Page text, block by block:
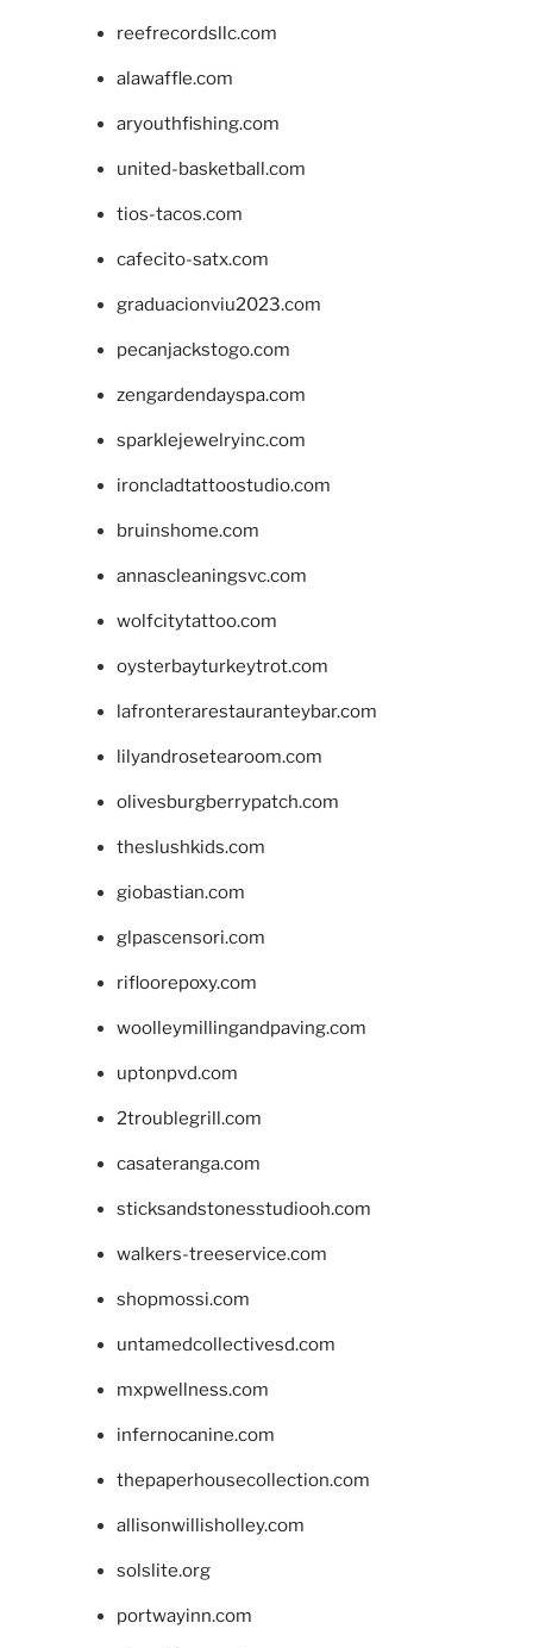
reefrecordsllc.com
alawaffle.com
aryouthfishing.com
united-basketball.com
tios-tacos.com
cafecito-satx.com
graduacionviu2023.com
pecanjackstogo.com
zengardendayspa.com
sparklejewelryinc.com
ironcladtattoostudio.com
bruinshome.com
annascleaningsvc.com
wolfcitytattoo.com
oysterbayturkeytrot.com
lafronterarestauranteybar.com
lilyandrosetearoom.com
olivesburgberrypatch.com
theslushkids.com
giobastian.com
glpascensori.com
rifloorepoxy.com
woolleymillingandpaving.com
uptonpvd.com
2troublegrill.com
casateranga.com
sticksandstonesstudiooh.com
walkers-treeservice.com
shopmossi.com
untamedcollectivesd.com
mxpwellness.com
infernocanine.com
thepaperhousecollection.com
allisonwillisholley.com
solslite.org
portwayinn.com